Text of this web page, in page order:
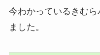
今わかっているきむ
ました。